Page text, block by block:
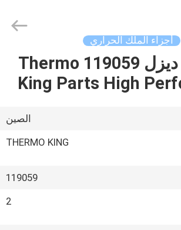
أجزاء الملك الحراري
فلتر هواء ديزل 119059 Thermo
King Parts High
الصين
THERMO KING
119059
2